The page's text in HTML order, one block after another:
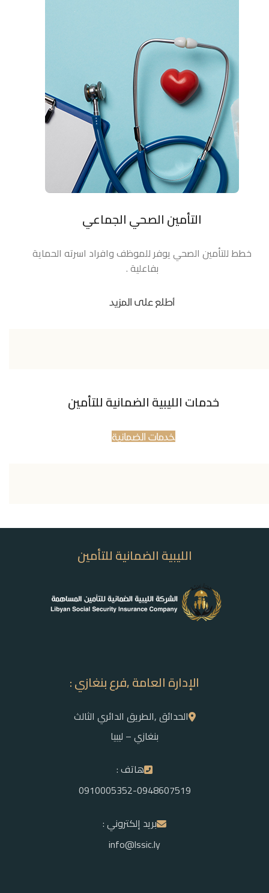
التأمين الصحي الجماعي
خطط للتأمين الصحي يوفر للموظف وافراد اسرته الحماية
بفاعلية .
أطلع على المزيد
خدمات الليبية الضمانية للتأمين
خدمات الضمانية
الليبية الضمانية للتأمين
الإدارة العامة ,فرع بنغازي :
الحدائق ,الطريق الدائري الثالث
بنغازي – ليبيا
هاتف :
0910005352-0948607519
بريد إلكتروني :
info@lssic.ly